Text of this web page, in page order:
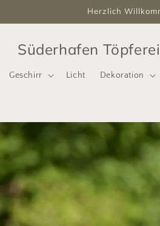
Herzlich
Süderhafen
Geschirr Licht Dekoration